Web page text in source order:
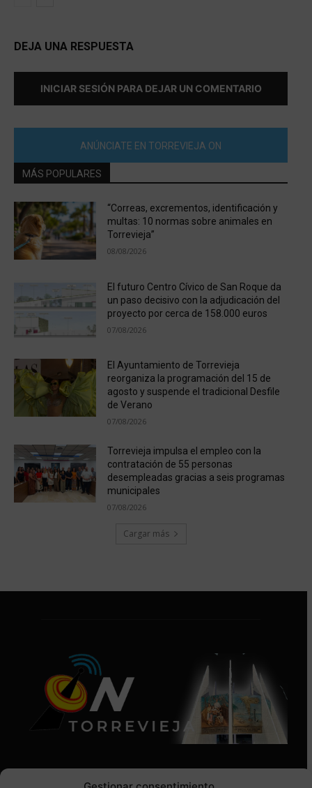
DEJA UNA RESPUESTA
INICIAR SESIÓN PARA DEJAR UN COMENTARIO
ANÚNCIATE EN TORREVIEJA ON
MÁS POPULARES
“Correas, excrementos, identificación y
multas: 10 normas sobre animales en
Torrevieja”
08/08/2026
El futuro Centro Cívico de San Roque da
un paso decisivo con la adjudicación del
proyecto por cerca de 158.000 euros
07/08/2026
El Ayuntamiento de Torrevieja
reorganiza la programación del 15 de
agosto y suspende el tradicional Desfile
de Verano
07/08/2026
Torrevieja impulsa el empleo con la
contratación de 55 personas
desempleadas gracias a seis programas
municipales
07/08/2026
Cargar más